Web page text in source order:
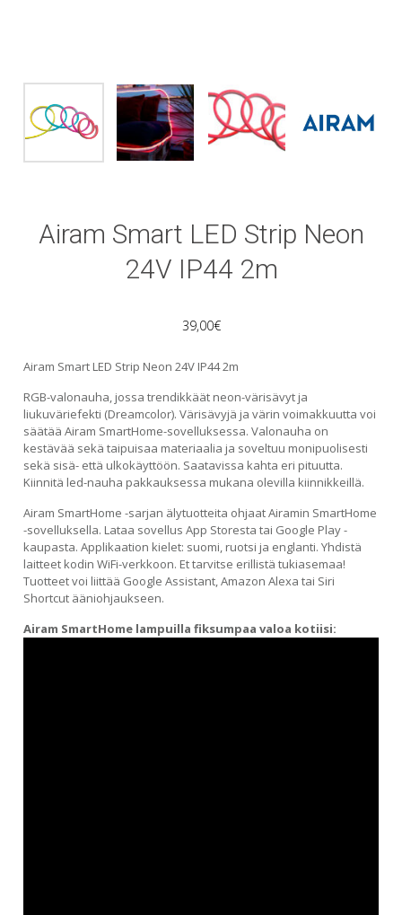
Airam Smart LED Strip Neon
24V IP44 2m
39,00€
Airam Smart LED Strip Neon 24V IP44 2m
RGB-valonauha, jossa trendikkäät neon-värisävyt ja
liukuväriefekti (Dreamcolor). Värisävyjä ja värin voimakkuutta voi
säätää Airam SmartHome-sovelluksessa. Valonauha on
kestävää sekä taipuisaa materiaalia ja soveltuu monipuolisesti
sekä sisä- että ulkokäyttöön. Saatavissa kahta eri pituutta.
Kiinnitä led-nauha pakkauksessa mukana olevilla kiinnikkeillä.
Airam SmartHome -sarjan älytuotteita ohjaat Airamin SmartHome
-sovelluksella. Lataa sovellus App Storesta tai Google Play -
kaupasta. Applikaation kielet: suomi, ruotsi ja englanti. Yhdistä
laitteet kodin WiFi-verkkoon. Et tarvitse erillistä tukiasemaa!
Tuotteet voi liittää Google Assistant, Amazon Alexa tai Siri
Shortcut ääniohjaukseen.
Airam SmartHome lampuilla fiksumpaa valoa kotiisi: